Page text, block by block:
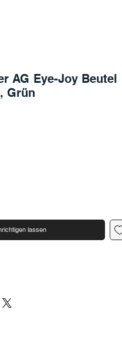
AG Eye-Joy Beutel
Grün
lassen